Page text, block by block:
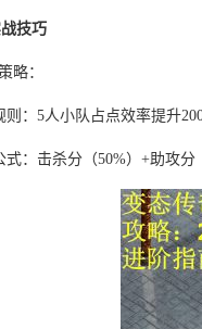
技巧
略：
则：5人小队占点效率提升
：击杀分（50%）+助攻分